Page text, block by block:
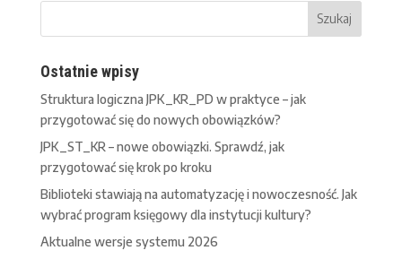
Ostatnie wpisy
Struktura logiczna JPK_KR_PD w praktyce – jak
przygotować się do nowych obowiązków?
JPK_ST_KR – nowe obowiązki. Sprawdź, jak
przygotować się krok po kroku
Biblioteki stawiają na automatyzację i nowoczesność. Jak
wybrać program księgowy dla instytucji kultury?
Aktualne wersje systemu 2026